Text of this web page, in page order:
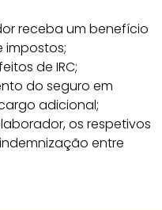
receba um benefício
impostos;
de IRC;
do seguro em
adicional;
os respetivos
entre